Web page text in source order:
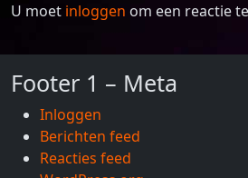
U moet inloggen om een reactie
Footer 1 – Meta
Inloggen
Berichten feed
Reacties feed